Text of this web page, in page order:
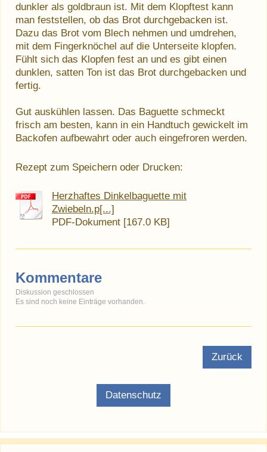
dunkler als goldbraun ist. Mit dem Klopftest kann
man feststellen, ob das Brot durchgebacken ist.
Dazu das Brot vom Blech nehmen und umdrehen,
mit dem Fingerknöchel auf die Unterseite klopfen.
Fühlt sich das Klopfen fest an und es gibt einen
dunklen, satten Ton ist das Brot durchgebacken und
fertig.
Gut auskühlen lassen. Das Baguette schmeckt
frisch am besten, kann in ein Handtuch gewickelt im
Backofen aufbewahrt oder auch eingefroren werden.
Rezept zum Speichern oder Drucken:
Herzhaftes Dinkelbaguette mit
Zwiebeln.p[...]
PDF-Dokument [167.0 KB]
Kommentare
Diskussion geschlossen
Es sind noch keine Einträge vorhanden.
Zurück
Datenschutz